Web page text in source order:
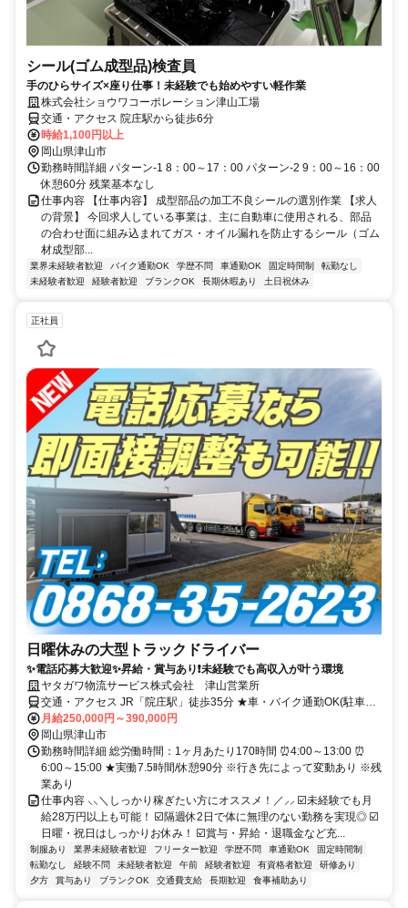
シール(ゴム成型品)検査員
手のひらサイズ×座り仕事！未経験でも始めやすい軽作業
株式会社ショウワコーポレーション津山工場
交通・アクセス 院庄駅から徒歩6分
時給1,100円以上
岡山県津山市
勤務時間詳細 パターン‐1 8：00～17：00 パターン‐2 9：00～16：00
休憩60分 残業基本なし
仕事内容 【仕事内容】 成型部品の加工不良シールの選別作業 【求人
の背景】 今回求人している事業は、主に自動車に使用される、部品
の合わせ面に組み込まれてガス・オイル漏れを防止するシール（ゴム
材成型部...
業界未経験者歓迎 バイク通勤OK 学歴不問 車通勤OK 固定時間制
転勤なし
未経験者歓迎
経験者歓迎 ブランクOK 長期休暇あり 土日祝休み
正社員
日曜休みの大型トラックドライバー
✨電話応募大歓迎✨昇給・賞与あり❗未経験でも高収入が叶う環境
ヤタガワ物流サービス株式会社 津山営業所
交通・アクセス JR「院庄駅」徒歩35分 ★車・バイク通勤OK(駐車場
あり)
月給250,000円～390,000円
岡山県津山市
勤務時間詳細 総労働時間：1ヶ月あたり170時間 ⏰4:00～13:00 ⏰
6:00～15:00 ★実働7.5時間/休憩90分 ※行き先によって変動あり ※残
業あり
仕事内容 ⸜⸜＼しっかり稼ぎたい方にオススメ！／⸝⸝ ☑️未経験でも月
給28万円以上も可能！ ☑️隔週休2日で体に無理のない勤務を実現◎ ☑️
日曜・祝日はしっかりお休み！ ☑️賞与・昇給・退職金など充...
制服あり 業界未経験者歓迎 フリーター歓迎 学歴不問 車通勤OK
固定時間制
転勤なし
経験不問 未経験者歓迎 午前 経験者歓迎 有資格者歓迎
研修あり
夕方
賞与あり ブランクOK 交通費支給 長期歓迎 食事補助あり